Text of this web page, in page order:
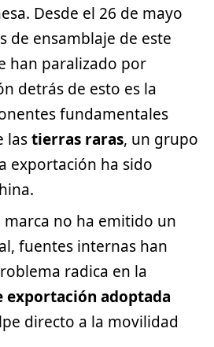
Desde el 26 de mayo
de ensamblaje de este
han paralizado por
detrás de esto es la
fundamentales
lastierras raras, un grupo
exportación ha sido
marca no ha emitido un
fuentes internas han
radica en la
exportación adoptada
directo a la movilidad